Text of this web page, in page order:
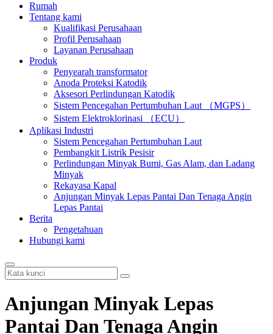
Rumah
Tentang kami
Kualifikasi Perusahaan
Profil Perusahaan
Layanan Perusahaan
Produk
Penyearah transformator
Anoda Proteksi Katodik
Aksesori Perlindungan Katodik
Sistem Pencegahan Pertumbuhan Laut （MGPS）
Sistem Elektroklorinasi （ECU）
Aplikasi Industri
Sistem Pencegahan Pertumbuhan Laut
Pembangkit Listrik Pesisir
Perlindungan Minyak Bumi, Gas Alam, dan Ladang
Minyak
Rekayasa Kapal
Anjungan Minyak Lepas Pantai Dan Tenaga Angin
Lepas Pantai
Berita
Pengetahuan
Hubungi kami
Anjungan Minyak Lepas
Pantai Dan Tenaga Angin